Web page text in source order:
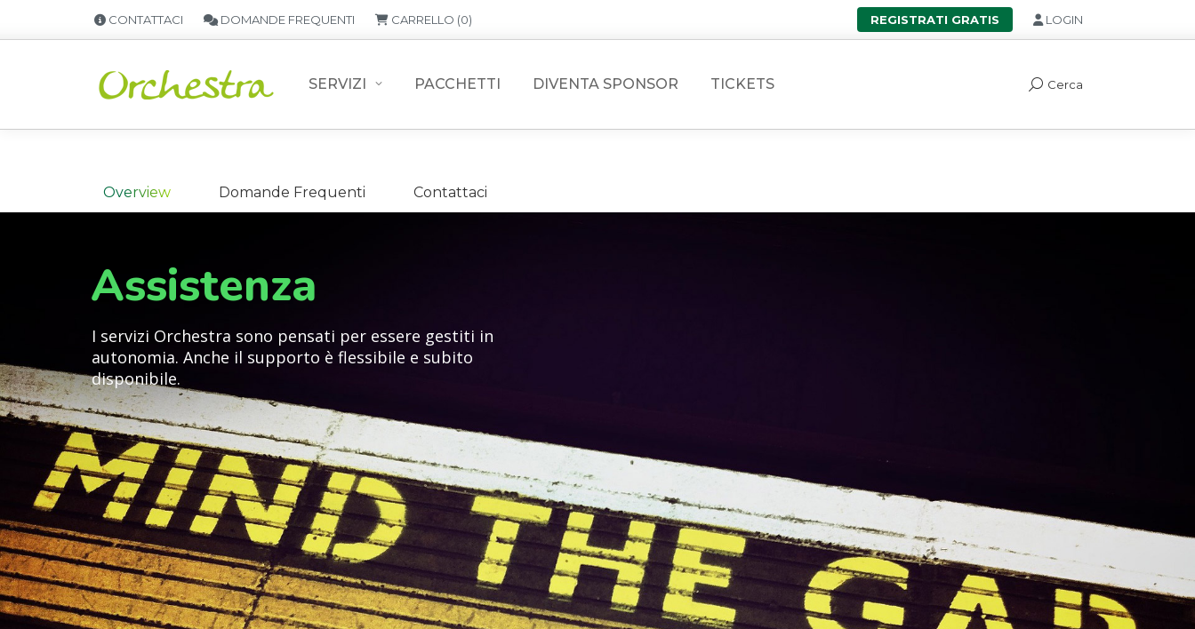
CONTATTACI DOMANDE FREQUENTI CARRELLO (0) REGISTRATI GRATIS LOGIN
SERVIZI PACCHETTI DIVENTA SPONSOR TICKETS Search:
Cerca
Overview Domande Frequenti Contattaci
Assistenza
I servizi Orchestra sono pensati per essere gestiti in
autonomia. Anche il supporto è flessibile e subito
disponibile.